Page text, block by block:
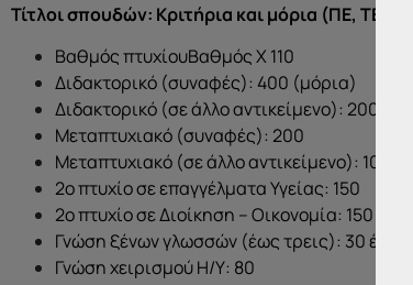
Τίτλοι σπουδών: Κριτήρια και μόρια (ΠΕ, ΤΕ, ΔΕ)
Βαθμός πτυχίουΒαθμός Χ 110
Διδακτορικό (συναφές): 400 (μόρια)
Διδακτορικό (σε άλλο αντικείμενο): 200
Μεταπτυχιακό (συναφές): 200
Μεταπτυχιακό (σε άλλο αντικείμενο): 100
2ο πτυχίο σε επαγγέλματα Υγείας: 150
2ο πτυχίο σε Διοίκηση – Οικονομία: 150
Γνώση ξένων γλωσσών (έως τρεις): 30 έως 70
Γνώση χειρισμού Η/Υ: 80